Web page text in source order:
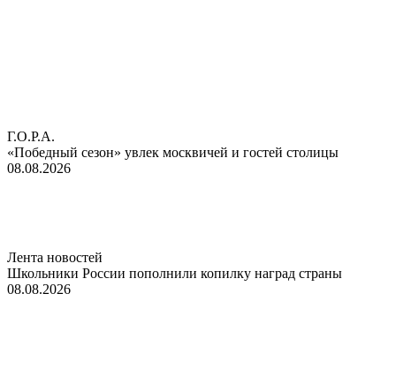
Г.О.Р.А.
«Победный сезон» увлек москвичей и гостей столицы
08.08.2026
Лента новостей
Школьники России пополнили копилку наград страны
08.08.2026